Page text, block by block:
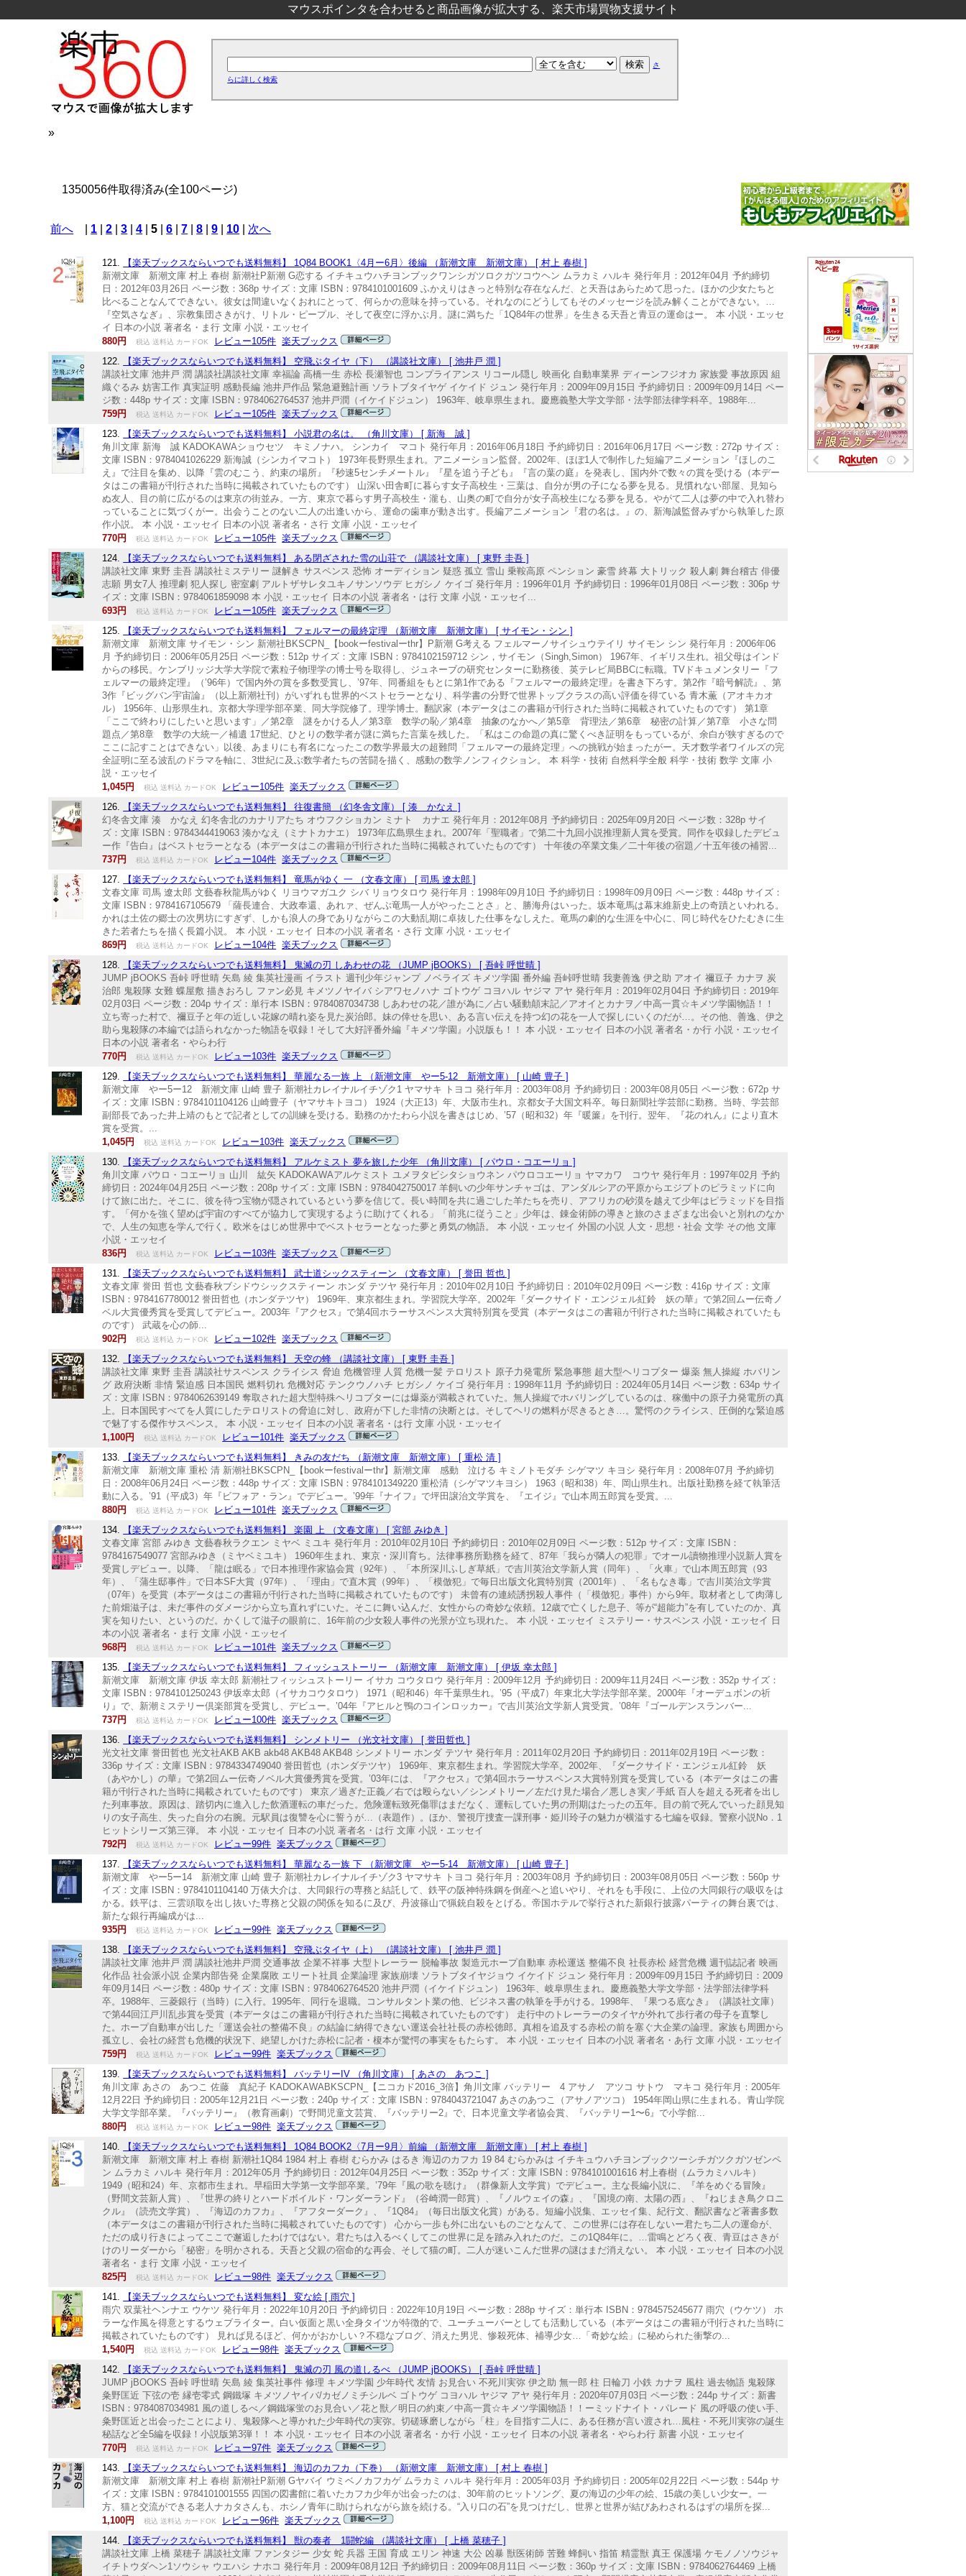
マウスポインタを合わせると商品画像が拡大する、楽天市場買物支援サイト
さ
らに詳しく検索
»
1350056件取得済み(全100ページ)
前へ 1 |2 |3 |4 |5 |6 |7 |8 |9 10 次へ
121.
【楽天ブックスならいつでも送料無料】 1Q84 BOOK1〈4月ー6月〉後編 （新潮文庫 新潮文庫） [ 村上 春樹 ]
新潮文庫 新潮文庫 村上 春樹 新潮社P新潮 G恋する イチキュウハチヨンブックワンシガツロクガツコウヘン ムラカミ ハルキ 発行年月：2012年04月 予約締切
日：2012年03月26日 ページ数：368p サイズ：文庫 ISBN：9784101001609 ふかえりはきっと特別な存在なんだ、と天吾はあらためて思った。ほかの少女たちと
比べることなんてできない。彼女は間違いなくおれにとって、何らかの意味を持っている。それなのにどうしてもそのメッセージを読み解くことができない。…
『空気さなぎ』、宗教集団さきがけ、リトル・ピープル、そして夜空に浮かぶ月。謎に満ちた「1Q84年の世界」を生きる天吾と青豆の運命はー。 本 小説・エッセ
イ 日本の小説 著者名・ま行 文庫 小説・エッセイ
880円
税込 送料込 カードOK レビュー105件 楽天ブックス
122.
【楽天ブックスならいつでも送料無料】 空飛ぶタイヤ（下） （講談社文庫） [ 池井戸 潤 ]
講談社文庫 池井戸 潤 講談社講談社文庫 幸福論 高橋一生 赤松 長瀬智也 コンプライアンス リコール隠し 映画化 自動車業界 ディーンフジオカ 家族愛 事故原因 組
織ぐるみ 妨害工作 真実証明 感動長編 池井戸作品 緊急避難計画 ソラトブタイヤゲ イケイド ジュン 発行年月：2009年09月15日 予約締切日：2009年09月14日 ペー
ジ数：448p サイズ：文庫 ISBN：9784062764537 池井戸潤（イケイドジュン） 1963年、岐阜県生まれ。慶應義塾大学文学部・法学部法律学科卒。1988年...
759円
税込 送料込 カードOK レビュー105件 楽天ブックス
123.
【楽天ブックスならいつでも送料無料】 小説君の名は。 （角川文庫） [ 新海 誠 ]
角川文庫 新海 誠 KADOKAWAショウセツ キミノナハ。 シンカイ マコト 発行年月：2016年06月18日 予約締切日：2016年06月17日 ページ数：272p サイズ：
文庫 ISBN：9784041026229 新海誠（シンカイマコト） 1973年長野県生まれ。アニメーション監督。2002年、ほぼ1人で制作した短編アニメーション『ほしのこ
え』で注目を集め、以降『雲のむこう、約束の場所』『秒速5センチメートル』『星を追う子ども』『言の葉の庭』を発表し、国内外で数々の賞を受ける（本デー
タはこの書籍が刊行された当時に掲載されていたものです） 山深い田舎町に暮らす女子高校生・三葉は、自分が男の子になる夢を見る。見慣れない部屋、見知ら
ぬ友人、目の前に広がるのは東京の街並み。一方、東京で暮らす男子高校生・瀧も、山奥の町で自分が女子高校生になる夢を見る。やがて二人は夢の中で入れ替わ
っていることに気づくがー。出会うことのない二人の出逢いから、運命の歯車が動き出す。長編アニメーション『君の名は。』の、新海誠監督みずから執筆した原
作小説。 本 小説・エッセイ 日本の小説 著者名・さ行 文庫 小説・エッセイ
770円
税込 送料込 カードOK レビュー105件 楽天ブックス
124.
【楽天ブックスならいつでも送料無料】 ある閉ざされた雪の山荘で （講談社文庫） [ 東野 圭吾 ]
講談社文庫 東野 圭吾 講談社ミステリー 謎解き サスペンス 恐怖 オーディション 疑惑 孤立 雪山 乗鞍高原 ペンション 豪雪 終幕 大トリック 殺人劇 舞台稽古 俳優
志願 男女7人 推理劇 犯人探し 密室劇 アルトザサレタユキノサンソウデ ヒガシノ ケイゴ 発行年月：1996年01月 予約締切日：1996年01月08日 ページ数：306p サ
イズ：文庫 ISBN：9784061859098 本 小説・エッセイ 日本の小説 著者名・は行 文庫 小説・エッセイ...
693円
税込 送料込 カードOK レビュー105件 楽天ブックス
125.
【楽天ブックスならいつでも送料無料】 フェルマーの最終定理 （新潮文庫 新潮文庫） [ サイモン・シン ]
新潮文庫 新潮文庫 サイモン・シン 新潮社BKSCPN_【bookーfestivalーthr】P新潮 G考える フェルマーノサイシュウテイリ サイモン シン 発行年月：2006年06
月 予約締切日：2006年05月25日 ページ数：512p サイズ：文庫 ISBN：9784102159712 シン，サイモン（Singh,Simon） 1967年、イギリス生れ。祖父母はインド
からの移民。ケンブリッジ大学大学院で素粒子物理学の博士号を取得し、ジュネーブの研究センターに勤務後、英テレビ局BBCに転職。TVドキュメンタリー『フ
ェルマーの最終定理』（’96年）で国内外の賞を多数受賞し、’97年、同番組をもとに第1作である『フェルマーの最終定理』を書き下ろす。第2作『暗号解読』、第
3作『ビッグバン宇宙論』（以上新潮社刊）がいずれも世界的ベストセラーとなり、科学書の分野で世界トップクラスの高い評価を得ている 青木薫（アオキカオ
ル） 1956年、山形県生れ。京都大学理学部卒業、同大学院修了。理学博士。翻訳家（本データはこの書籍が刊行された当時に掲載されていたものです） 第1章
「ここで終わりにしたいと思います」／第2章 謎をかける人／第3章 数学の恥／第4章 抽象のなかへ／第5章 背理法／第6章 秘密の計算／第7章 小さな問
題点／第8章 数学の大統一／補遺 17世紀、ひとりの数学者が謎に満ちた言葉を残した。「私はこの命題の真に驚くべき証明をもっているが、余白が狭すぎるので
ここに記すことはできない」以後、あまりにも有名になったこの数学界最大の超難問「フェルマーの最終定理」への挑戦が始まったがー。天才数学者ワイルズの完
全証明に至る波乱のドラマを軸に、3世紀に及ぶ数学者たちの苦闘を描く、感動の数学ノンフィクション。 本 科学・技術 自然科学全般 科学・技術 数学 文庫 小
説・エッセイ
1,045円
税込 送料込 カードOK レビュー105件 楽天ブックス
126.
【楽天ブックスならいつでも送料無料】 往復書簡 （幻冬舎文庫） [ 湊 かなえ ]
幻冬舎文庫 湊 かなえ 幻冬舎北のカナリアたち オウフクショカン ミナト カナエ 発行年月：2012年08月 予約締切日：2025年09月20日 ページ数：328p サイ
ズ：文庫 ISBN：9784344419063 湊かなえ（ミナトカナエ） 1973年広島県生まれ。2007年「聖職者」で第二十九回小説推理新人賞を受賞。同作を収録したデビュ
ー作『告白』はベストセラーとなる（本データはこの書籍が刊行された当時に掲載されていたものです） 十年後の卒業文集／二十年後の宿題／十五年後の補習...
737円
税込 送料込 カードOK レビュー104件 楽天ブックス
127.
【楽天ブックスならいつでも送料無料】 竜馬がゆく 一 （文春文庫） [ 司馬 遼太郎 ]
文春文庫 司馬 遼太郎 文藝春秋龍馬がゆく リヨウマガユク シバ リョウタロウ 発行年月：1998年09月10日 予約締切日：1998年09月09日 ページ数：448p サイズ：
文庫 ISBN：9784167105679 「薩長連合、大政奉還、あれァ、ぜんぶ竜馬一人がやったことさ」と、勝海舟はいった。坂本竜馬は幕末維新史上の奇蹟といわれる。
かれは土佐の郷士の次男坊にすぎず、しかも浪人の身でありながらこの大動乱期に卓抜した仕事をなしえた。竜馬の劇的な生涯を中心に、同じ時代をひたむきに生
きた若者たちを描く長篇小説。 本 小説・エッセイ 日本の小説 著者名・さ行 文庫 小説・エッセイ
869円
税込 送料込 カードOK レビュー104件 楽天ブックス
128.
【楽天ブックスならいつでも送料無料】 鬼滅の刃 しあわせの花 （JUMP jBOOKS） [ 吾峠 呼世晴 ]
JUMP jBOOKS 吾峠 呼世晴 矢島 綾 集英社漫画 イラスト 週刊少年ジャンプ ノベライズ キメツ学園 番外編 吾峠呼世晴 我妻善逸 伊之助 アオイ 禰豆子 カナヲ 炭
治郎 鬼殺隊 女難 蝶屋敷 描きおろし ファン必見 キメツノヤイバ シアワセノハナ ゴトウゲ コヨハル ヤジマ アヤ 発行年月：2019年02月04日 予約締切日：2019年
02月03日 ページ数：204p サイズ：単行本 ISBN：9784087034738 しあわせの花／誰が為に／占い騒動顛末記／アオイとカナヲ／中高一貫☆キメツ学園物語！！
立ち寄った村で、禰豆子と年の近しい花嫁の晴れ姿を見た炭治郎。妹の倖せを思い、ある言い伝えを持つ幻の花を一人で探しにいくのだが…。その他、善逸、伊之
助ら鬼殺隊の本編では語られなかった物語を収録！そして大好評番外編『キメツ学園』小説版も！！ 本 小説・エッセイ 日本の小説 著者名・か行 小説・エッセイ
日本の小説 著者名・やらわ行
770円
税込 送料込 カードOK レビュー103件 楽天ブックス
129.
【楽天ブックスならいつでも送料無料】 華麗なる一族 上 （新潮文庫 やー5-12 新潮文庫） [ 山崎 豊子 ]
新潮文庫 やー5ー12 新潮文庫 山崎 豊子 新潮社カレイナルイチゾク1 ヤマサキ トヨコ 発行年月：2003年08月 予約締切日：2003年08月05日 ページ数：672p サ
イズ：文庫 ISBN：9784101104126 山崎豊子（ヤマサキトヨコ） 1924（大正13）年、大阪市生れ。京都女子大国文科卒。毎日新聞社学芸部に勤務。当時、学芸部
副部長であった井上靖のもとで記者としての訓練を受ける。勤務のかたわら小説を書きはじめ、’57（昭和32）年『暖簾』を刊行。翌年、『花のれん』により直木
賞を受賞。...
1,045円
税込 送料込 カードOK レビュー103件 楽天ブックス
130.
【楽天ブックスならいつでも送料無料】 アルケミスト 夢を旅した少年 （角川文庫） [ パウロ・コエーリョ ]
角川文庫 パウロ・コエーリョ 山川 紘矢 KADOKAWAアルケミスト ユメヲタビシタショウネン パウロコエーリョ ヤマカワ コウヤ 発行年月：1997年02月 予約
締切日：2024年04月25日 ページ数：208p サイズ：文庫 ISBN：9784042750017 羊飼いの少年サンチャゴは、アンダルシアの平原からエジプトのピラミッドに向
けて旅に出た。そこに、彼を待つ宝物が隠されているという夢を信じて。長い時間を共に過ごした羊たちを売り、アフリカの砂漠を越えて少年はピラミッドを目指
す。「何かを強く望めば宇宙のすべてが協力して実現するように助けてくれる」「前兆に従うこと」少年は、錬金術師の導きと旅のさまざまな出会いと別れのなか
で、人生の知恵を学んで行く。欧米をはじめ世界中でベストセラーとなった夢と勇気の物語。 本 小説・エッセイ 外国の小説 人文・思想・社会 文学 その他 文庫
小説・エッセイ
836円
税込 送料込 カードOK レビュー103件 楽天ブックス
131.
【楽天ブックスならいつでも送料無料】 武士道シックスティーン （文春文庫） [ 誉田 哲也 ]
文春文庫 誉田 哲也 文藝春秋ブシドウシックスティーン ホンダ テツヤ 発行年月：2010年02月10日 予約締切日：2010年02月09日 ページ数：416p サイズ：文庫
ISBN：9784167780012 誉田哲也（ホンダテツヤ） 1969年、東京都生まれ。学習院大学卒。2002年『ダークサイド・エンジェル紅鈴 妖の華』で第2回ムー伝奇ノ
ベル大賞優秀賞を受賞してデビュー。2003年『アクセス』で第4回ホラーサスペンス大賞特別賞を受賞（本データはこの書籍が刊行された当時に掲載されていたも
のです） 武蔵を心の師...
902円
税込 送料込 カードOK レビュー102件 楽天ブックス
132.
【楽天ブックスならいつでも送料無料】 天空の蜂 （講談社文庫） [ 東野 圭吾 ]
講談社文庫 東野 圭吾 講談社サスペンス クライシス 脅迫 危機管理 人質 危機一髪 テロリスト 原子力発電所 緊急事態 超大型ヘリコプター 爆薬 無人操縦 ホバリン
グ 政府決断 非情 緊迫感 日本国民 燃料切れ 危機対応 テンクウノハチ ヒガシノ ケイゴ 発行年月：1998年11月 予約締切日：2024年05月14日 ページ数：634p サイ
ズ：文庫 ISBN：9784062639149 奪取された超大型特殊ヘリコプターには爆薬が満載されていた。無人操縦でホバリングしているのは、稼働中の原子力発電所の真
上。日本国民すべてを人質にしたテロリストの脅迫に対し、政府が下した非情の決断とは。そしてヘリの燃料が尽きるとき…。驚愕のクライシス、圧倒的な緊迫感
で魅了する傑作サスペンス。 本 小説・エッセイ 日本の小説 著者名・は行 文庫 小説・エッセイ
1,100円
税込 送料込 カードOK レビュー101件 楽天ブックス
133.
【楽天ブックスならいつでも送料無料】 きみの友だち （新潮文庫 新潮文庫） [ 重松 清 ]
新潮文庫 新潮文庫 重松 清 新潮社BKSCPN_【bookーfestivalーthr】新潮文庫 感動 泣ける キミノトモダチ シゲマツ キヨシ 発行年月：2008年07月 予約締切
日：2008年06月24日 ページ数：448p サイズ：文庫 ISBN：9784101349220 重松清（シゲマツキヨシ） 1963（昭和38）年、岡山県生れ。出版社勤務を経て執筆活
動に入る。’91（平成3）年『ビフォア・ラン』でデビュー。’99年『ナイフ』で坪田譲治文学賞を、『エイジ』で山本周五郎賞を受賞。...
880円
税込 送料込 カードOK レビュー101件 楽天ブックス
134.
【楽天ブックスならいつでも送料無料】 楽園 上 （文春文庫） [ 宮部 みゆき ]
文春文庫 宮部 みゆき 文藝春秋ラクエン ミヤベ ミユキ 発行年月：2010年02月10日 予約締切日：2010年02月09日 ページ数：512p サイズ：文庫 ISBN：
9784167549077 宮部みゆき（ミヤベミユキ） 1960年生まれ、東京・深川育ち。法律事務所勤務を経て、87年「我らが隣人の犯罪」でオール讀物推理小説新人賞を
受賞しデビュー。以降、「龍は眠る」で日本推理作家協会賞（92年）、「本所深川ふしぎ草紙」で吉川英治文学新人賞（同年）、「火車」で山本周五郎賞（93
年）、「蒲生邸事件」で日本SF大賞（97年）、「理由」で直木賞（99年）、「模倣犯」で毎日出版文化賞特別賞（2001年）、「名もなき毒」で吉川英治文学賞
（07年）を受賞（本データはこの書籍が刊行された当時に掲載されていたものです） 未曾有の連続誘拐殺人事件（「模倣犯」事件）から9年。取材者として肉薄し
た前畑滋子は、未だ事件のダメージから立ち直れずにいた。そこに舞い込んだ、女性からの奇妙な依頼。12歳で亡くした息子、等が“超能力”を有していたのか、真
実を知りたい、というのだ。かくして滋子の眼前に、16年前の少女殺人事件の光景が立ち現れた。 本 小説・エッセイ ミステリー・サスペンス 小説・エッセイ 日
本の小説 著者名・ま行 文庫 小説・エッセイ
968円
税込 送料込 カードOK レビュー101件 楽天ブックス
135.
【楽天ブックスならいつでも送料無料】 フィッシュストーリー （新潮文庫 新潮文庫） [ 伊坂 幸太郎 ]
新潮文庫 新潮文庫 伊坂 幸太郎 新潮社フィッシュストーリー イサカ コウタロウ 発行年月：2009年12月 予約締切日：2009年11月24日 ページ数：352p サイズ：
文庫 ISBN：9784101250243 伊坂幸太郎（イサカコウタロウ） 1971（昭和46）年千葉県生れ。’95（平成7）年東北大学法学部卒業。2000年『オーデュボンの祈
り』で、新潮ミステリー倶楽部賞を受賞し、デビュー。’04年『アヒルと鴨のコインロッカー』で吉川英治文学新人賞受賞。’08年『ゴールデンスランバー...
737円
税込 送料込 カードOK レビュー100件 楽天ブックス
136.
【楽天ブックスならいつでも送料無料】 シンメトリー （光文社文庫） [ 誉田哲也 ]
光文社文庫 誉田哲也 光文社AKB AKB akb48 AKB48 AKB48 シンメトリー ホンダ テツヤ 発行年月：2011年02月20日 予約締切日：2011年02月19日 ページ数：
336p サイズ：文庫 ISBN：9784334749040 誉田哲也（ホンダテツヤ） 1969年、東京都生まれ。学習院大学卒。2002年、『ダークサイド・エンジェル紅鈴 妖
（あやかし）の華』で第2回ムー伝奇ノベル大賞優秀賞を受賞。’03年には、『アクセス』で第4回ホラーサスペンス大賞特別賞を受賞している（本データはこの書
籍が刊行された当時に掲載されていたものです） 東京／過ぎた正義／右では殴らない／シンメトリー／左だけ見た場合／悪しき実／手紙 百人を超える死者を出し
た列車事故。原因は、踏切内に進入した飲酒運転の車だった。危険運転致死傷罪はまだなく、運転していた男の刑期はたったの五年。目の前で死んでいった顔見知
りの女子高生、失った自分の右腕。元駅員は復讐を心に誓うが…（表題作）。ほか、警視庁捜査一課刑事・姫川玲子の魅力が横溢する七編を収録。警察小説No．1
ヒットシリーズ第三弾。 本 小説・エッセイ 日本の小説 著者名・は行 文庫 小説・エッセイ
792円
税込 送料込 カードOK レビュー99件 楽天ブックス
137.
【楽天ブックスならいつでも送料無料】 華麗なる一族 下 （新潮文庫 やー5-14 新潮文庫） [ 山崎 豊子 ]
新潮文庫 やー5ー14 新潮文庫 山崎 豊子 新潮社カレイナルイチゾク3 ヤマサキ トヨコ 発行年月：2003年08月 予約締切日：2003年08月05日 ページ数：560p サ
イズ：文庫 ISBN：9784101104140 万俵大介は、大同銀行の専務と結託して、鉄平の阪神特殊鋼を倒産へと追いやり、それをも手段に、上位の大同銀行の吸収をは
かる。鉄平は、三雲頭取を出し抜いた専務と父親の関係を知るに及び、丹波篠山で猟銃自殺をとげる。帝国ホテルで挙行された新銀行披露パーティの舞台裏では、
新たな銀行再編成がは...
935円
税込 送料込 カードOK レビュー99件 楽天ブックス
138.
【楽天ブックスならいつでも送料無料】 空飛ぶタイヤ（上） （講談社文庫） [ 池井戸 潤 ]
講談社文庫 池井戸 潤 講談社池井戸潤 交通事故 企業不祥事 大型トレーラー 脱輪事故 製造元ホープ自動車 赤松運送 整備不良 社長赤松 経営危機 週刊誌記者 映画
化作品 社会派小説 企業内部告発 企業腐敗 エリート社員 企業論理 家族崩壊 ソラトブタイヤジョウ イケイド ジュン 発行年月：2009年09月15日 予約締切日：2009
年09月14日 ページ数：480p サイズ：文庫 ISBN：9784062764520 池井戸潤（イケイドジュン） 1963年、岐阜県生まれ。慶應義塾大学文学部・法学部法律学科
卒。1988年、三菱銀行（当時）に入行。1995年、同行を退職。コンサルタント業の他、ビジネス書の執筆を手がける。1998年、『果つる底なき』（講談社文庫）
で第44回江戸川乱歩賞を受賞（本データはこの書籍が刊行された当時に掲載されていたものです） 走行中のトレーラーのタイヤが外れて歩行者の母子を直撃し
た。ホープ自動車が出した「運送会社の整備不良」の結論に納得できない運送会社社長の赤松徳郎。真相を追及する赤松の前を塞ぐ大企業の論理。家族も周囲から
孤立し、会社の経営も危機的状況下、絶望しかけた赤松に記者・榎本が驚愕の事実をもたらす。 本 小説・エッセイ 日本の小説 著者名・あ行 文庫 小説・エッセイ
759円
税込 送料込 カードOK レビュー99件 楽天ブックス
139.
【楽天ブックスならいつでも送料無料】 バッテリーIV （角川文庫） [ あさの あつこ ]
角川文庫 あさの あつこ 佐藤 真紀子 KADOKAWABKSCPN_【ニコカド2016_3倍】角川文庫 バッテリー 4 アサノ アツコ サトウ マキコ 発行年月：2005年
12月22日 予約締切日：2005年12月21日 ページ数：240p サイズ：文庫 ISBN：9784043721047 あさのあつこ（アサノアツコ） 1954年岡山県に生まれる。青山学院
大学文学部卒業。『バッテリー』（教育画劇）で野間児童文芸賞、『バッテリー2』で、日本児童文学者協会賞、『バッテリー1〜6』で小学館...
880円
税込 送料込 カードOK レビュー98件 楽天ブックス
140.
【楽天ブックスならいつでも送料無料】 1Q84 BOOK2〈7月ー9月〉前編 （新潮文庫 新潮文庫） [ 村上 春樹 ]
新潮文庫 新潮文庫 村上 春樹 新潮社1Q84 1984 村上 春樹 むらかみ はるき 海辺のカフカ 19 84 むらかみは イチキュウハチヨンブックツーシチガツクガツゼンペ
ン ムラカミ ハルキ 発行年月：2012年05月 予約締切日：2012年04月25日 ページ数：352p サイズ：文庫 ISBN：9784101001616 村上春樹（ムラカミハルキ）
1949（昭和24）年、京都市生まれ。早稲田大学第一文学部卒業。’79年『風の歌を聴け』（群像新人文学賞）でデビュー。主な長編小説に、『羊をめぐる冒険』
（野間文芸新人賞）、『世界の終りとハードボイルド・ワンダーランド』（谷崎潤一郎賞）、『ノルウェイの森』、『国境の南、太陽の西』、『ねじまき鳥クロニ
クル』（読売文学賞）、『海辺のカフカ』、『アフターダーク』、『1Q84』（毎日出版文化賞）がある。短編小説集、エッセイ集、紀行文、翻訳書など著書多数
（本データはこの書籍が刊行された当時に掲載されていたものです） 心から一歩も外に出ないものごとなんて、この世界には存在しないー君たち二人の運命が、
ただの成り行きによってここで邂逅したわけではない。君たちは入るべくしてこの世界に足を踏み入れたのだ。この1Q84年に。…雷鳴とどろく夜、青豆はさきが
けのリーダーから「秘密」を明かされる。天吾と父親の宿命的な再会、そして猫の町。二人が迷いこんだ世界の謎はまだ消えない。 本 小説・エッセイ 日本の小説
著者名・ま行 文庫 小説・エッセイ
825円
税込 送料込 カードOK レビュー98件 楽天ブックス
141.
【楽天ブックスならいつでも送料無料】 変な絵 [ 雨穴 ]
雨穴 双葉社ヘンナエ ウケツ 発行年月：2022年10月20日 予約締切日：2022年10月19日 ページ数：288p サイズ：単行本 ISBN：9784575245677 雨穴（ウケツ） ホ
ラーな作風を得意とするウェブライター。白い仮面と黒い全身タイツが特徴的で、ユーチューバーとしても活動している（本データはこの書籍が刊行された当時に
掲載されていたものです） 見れば見るほど、何かがおかしい？不穏なブログ、消えた男児、惨殺死体、補導少女…「奇妙な絵」に秘められた衝撃の...
1,540円
税込 送料込 カードOK レビュー98件 楽天ブックス
142.
【楽天ブックスならいつでも送料無料】 鬼滅の刃 風の道しるべ （JUMP jBOOKS） [ 吾峠 呼世晴 ]
JUMP jBOOKS 吾峠 呼世晴 矢島 綾 集英社事件 修理 キメツ学園 少年時代 友情 お見合い 不死川実弥 伊之助 無一郎 柱 日輪刀 小鉄 カナヲ 風柱 過去物語 鬼殺隊
粂野匡近 下弦の壱 縁壱零式 鋼鐵塚 キメツノヤイバ/カゼノミチシルベ ゴトウゲ コヨハル ヤジマ アヤ 発行年月：2020年07月03日 ページ数：244p サイズ：新書
ISBN：9784087034981 風の道しるべ／鋼鐵塚蛍のお見合い／花と獣／明日の約束／中高一貫☆キメツ学園物語！！ーミッドナイト・パレード 風の呼吸の使い手、
粂野匡近と出会ったことにより、鬼殺隊へと導かれた少年時代の実弥。切磋琢磨しながら「柱」を目指す二人に、ある任務が言い渡され…風柱・不死川実弥の誕生
秘話など全5編を収録！小説版第3弾！！ 本 小説・エッセイ 日本の小説 著者名・か行 小説・エッセイ 日本の小説 著者名・やらわ行 新書 小説・エッセイ
770円
税込 送料込 カードOK レビュー97件 楽天ブックス
143.
【楽天ブックスならいつでも送料無料】 海辺のカフカ（下巻） （新潮文庫 新潮文庫） [ 村上 春樹 ]
新潮文庫 新潮文庫 村上 春樹 新潮社P新潮 Gヤバイ ウミベノカフカゲ ムラカミ ハルキ 発行年月：2005年03月 予約締切日：2005年02月22日 ページ数：544p サ
イズ：文庫 ISBN：9784101001555 四国の図書館に着いたカフカ少年が出会ったのは、30年前のヒットソング、夏の海辺の少年の絵、15歳の美しい少女ー。一
方、猫と交流ができる老人ナカタさんも、ホシノ青年に助けられながら旅を続ける。“入り口の石”を見つけだし、世界と世界が結びあわされるはずの場所を探...
1,100円
税込 送料込 カードOK レビュー96件 楽天ブックス
144.
【楽天ブックスならいつでも送料無料】 獣の奏者 1闘蛇編 （講談社文庫） [ 上橋 菜穂子 ]
講談社文庫 上橋 菜穂子 講談社文庫 ファンタジー 少女 蛇 兵器 王国 育成 エリン 神速 大公 凶暴 獣医術師 苦難 蜂飼い 指笛 精霊獣 真王 保護場 ケモノノソウジャ
イチトウダヘン1ソウシャ ウエハシ ナホコ 発行年月：2009年08月12日 予約締切日：2009年08月11日 ページ数：360p サイズ：文庫 ISBN：9784062764469 上橋